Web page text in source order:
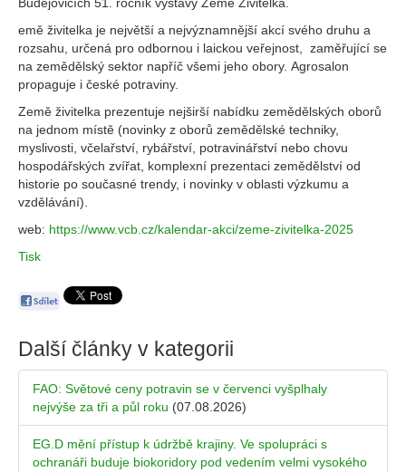
emě živitelka je největší a nejvýznamnější akcí svého druhu a
rozsahu, určená pro odbornou i laickou veřejnost, zaměřující se
na zemědělský sektor napříč všemi jeho obory. Agrosalon
propaguje i české potraviny.
Země živitelka prezentuje nejširší nabídku zemědělských oborů
na jednom místě (novinky z oborů zemědělské techniky,
myslivosti, včelařství, rybářství, potravinářství nebo chovu
hospodářských zvířat, komplexní prezentaci zemědělství od
historie po současné trendy, i novinky v oblasti výzkumu a
vzdělávání).
web: https://www.vcb.cz/kalendar-akci/zeme-zivitelka-2025
Tisk
Další články v kategorii
FAO: Světové ceny potravin se v červenci vyšplhaly
nejvýše za tři a půl roku (07.08.2026)
EG.D mění přístup k údržbě krajiny. Ve spolupráci s
ochranáři buduje biokoridory pod vedením velmi vysokého